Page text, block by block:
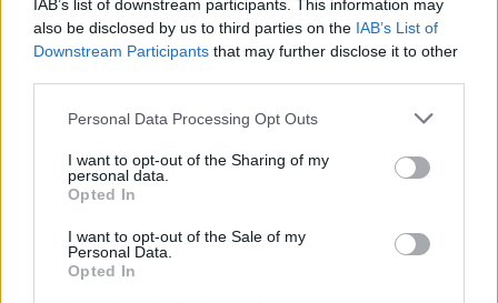
IAB’s list of downstream participants. This information may
also be disclosed by us to third parties on the IAB’s List of
Downstream Participants that may further disclose it to other
Please note that this website/app uses one or more Google
not limited to your visit or usage behaviour. You may click to
grant or deny consent to Google and its third-party tags to
use your data for below specified purposes in below Google
consent section.
Personal Data Processing Opt Outs
I want to opt-out of the Sharing of my
personal data.
Opted In
I want to opt-out of the Sale of my
Personal Data.
Opted In
Harry később a Harry és Meghan című Netflix-
dokumentumfilmjében beszélt az esetről, és azt
mondta:"Valószínűleg ez volt életem egyik
legnagyobb hibája. Nagyon szégyelltem magam
mindent tett, hogy jobban megértse, és helyrehozza
a hibáját. "Leültem és beszéltem a londoni főrabbival,
ami nagy hatással volt rám. Elmentem Berlinbe, és
beszéltem egy holokauszt-túlélővel"
- mondta, és
hozzátette, hogy rengeteget tanult a hibáiból.